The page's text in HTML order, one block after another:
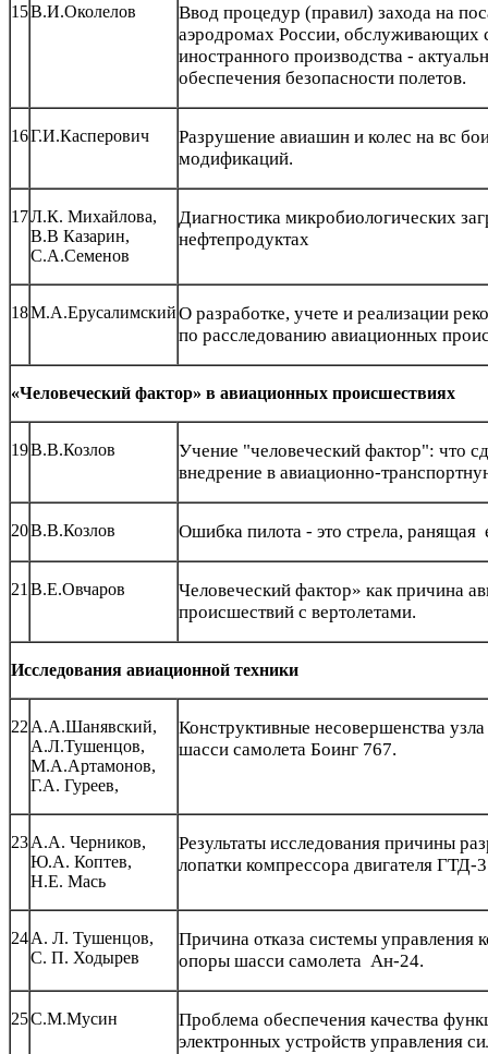
15В.И.Околелов
Ввод процедур (правил) захода на
аэродромах России, обслуживающих
иностранного производства -
обеспечения безопасности полетов.
16Г.И.Касперович
Разрушение авиашин и колес на вс
модификаций.
17Л.К. Михайлова,
В.В Казарин,
С.А.Семенов
Диагностика микробиологических
нефтепродуктах
18М.А.ЕрусалимскийО разработке, учете и реализации
по расследованию авиационных
«Человеческий фактор» в авиационных происшествиях
19В.В.Козлов
Учение "человеческий фактор": что
внедрение в авиационно-
20В.В.Козлов Ошибка пилота - это стрела, ранящая
21 В.Е.Овчаров
Человеческий фактор» как причина
происшествий с вертолетами.
Исследования авиационной техники
22 А.А.Шанявский,
А.Л.Тушенцов,
М.А.Артамонов,
Г.А. Гуреев,
Конструктивные несовершенства
шасси самолета Боинг 767.
23А.А. Черников,
Ю.А. Коптев,
Н.Е. Мась
Результаты исследования причины
лопатки компрессора двигателя ГТД-
24А. Л. Тушенцов,
С. П. Ходырев
Причина отказа системы управления
опоры шасси самолета Ан-24.
25С.М.Мусин
Проблема обеспечения качества
электронных устройств управления